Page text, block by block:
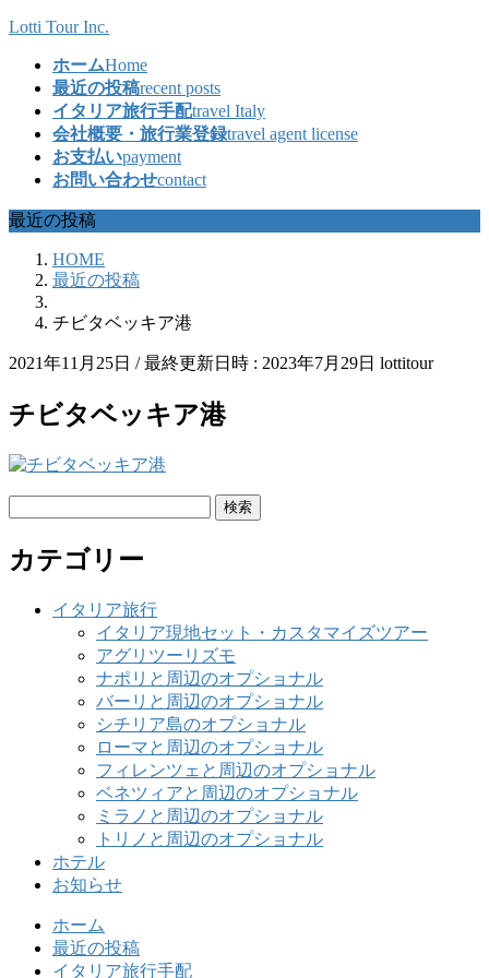
コ
ッ
プ
ナ
移
動
Lotti Tour Inc.
ホームHome
最近の投稿recent posts
イタリア旅行手配travel Italy
会社概要・旅行業登録travel agent license
お支払いpayment
お問い合わせcontact
最近の投稿
HOME
最近の投稿
チビタベッキア港
2021年11月25日 / 最終更新日時 : 2023年7月29日 lottitour
チビタベッキア港
カテゴリー
イタリア旅行
イタリア現地セット・カスタマイズツアー
アグリツーリズモ
ナポリと周辺のオプショナル
バーリと周辺のオプショナル
シチリア島のオプショナル
ローマと周辺のオプショナル
フィレンツェと周辺のオプショナル
ベネツィアと周辺のオプショナル
ミラノと周辺のオプショナル
トリノと周辺のオプショナル
ホテル
お知らせ
ホーム
最近の投稿
イタリア旅行手配